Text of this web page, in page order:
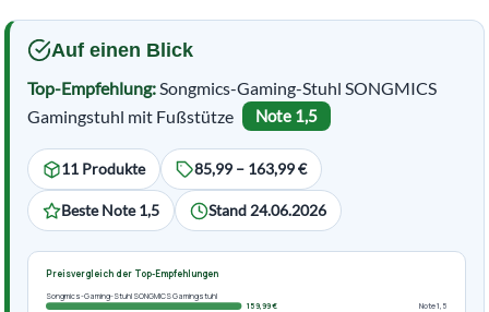
Auf einen Blick
Top-Empfehlung:Songmics-Gaming-Stuhl SONGMICS
Gamingstuhl mit Fußstütze
Note 1,5
11 Produkte 85,99 – 163,99 €
Beste Note 1,5 Stand 24.06.2026
Preisvergleich der Top-Empfehlungen
Songmics-Gaming-Stuhl SONGMICS Gamingstuhl
159,99 €
Note 1,5